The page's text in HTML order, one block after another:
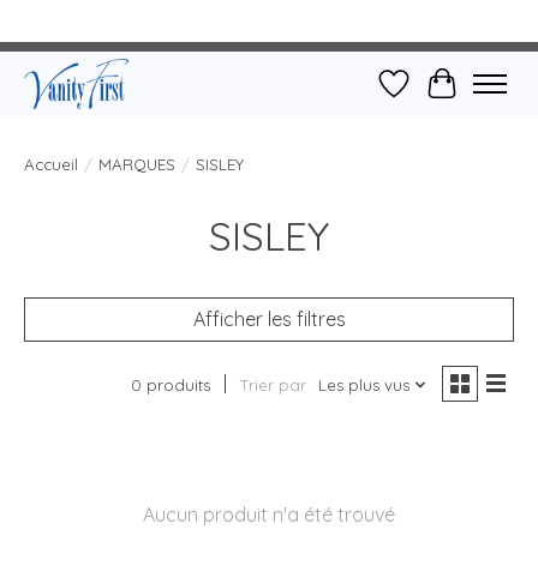
Liste dePanier
Accueil / MARQUES / SISLEY
SISLEY
Afficher les filtres
0 produits Trier par Les plus vus
Aucun produit n'a été trouvé